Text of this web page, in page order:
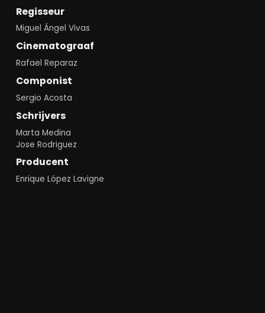
Regisseur
Miguel Ángel Vivas
Cinematograaf
Rafael Reparaz
Componist
Sergio Acosta
Schrijvers
Marta Medina
Jose Rodriguez
Producent
Enrique López Lavigne